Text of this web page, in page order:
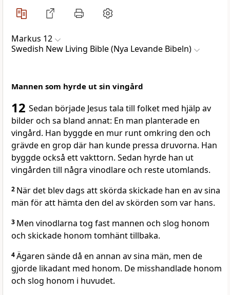
Markus 12
Swedish New Living Bible (Nya Levande Bibeln)
Mannen som hyrde ut sin vingård
12 Sedan började Jesus tala till folket med hjälp av
bilder och sa bland annat: En man planterade en
vingård. Han byggde en mur runt omkring den och
grävde en grop där han kunde pressa druvorna. Han
byggde också ett vakttorn. Sedan hyrde han ut
vingården till några vinodlare och reste utomlands.
2 När det blev dags att skörda skickade han en av sina
män för att hämta den del av skörden som var hans.
3 Men vinodlarna tog fast mannen och slog honom
och skickade honom tomhänt tillbaka.
4Ägaren sände då en annan av sina män, men de
gjorde likadant med honom. De misshandlade honom
och slog honom i huvudet.